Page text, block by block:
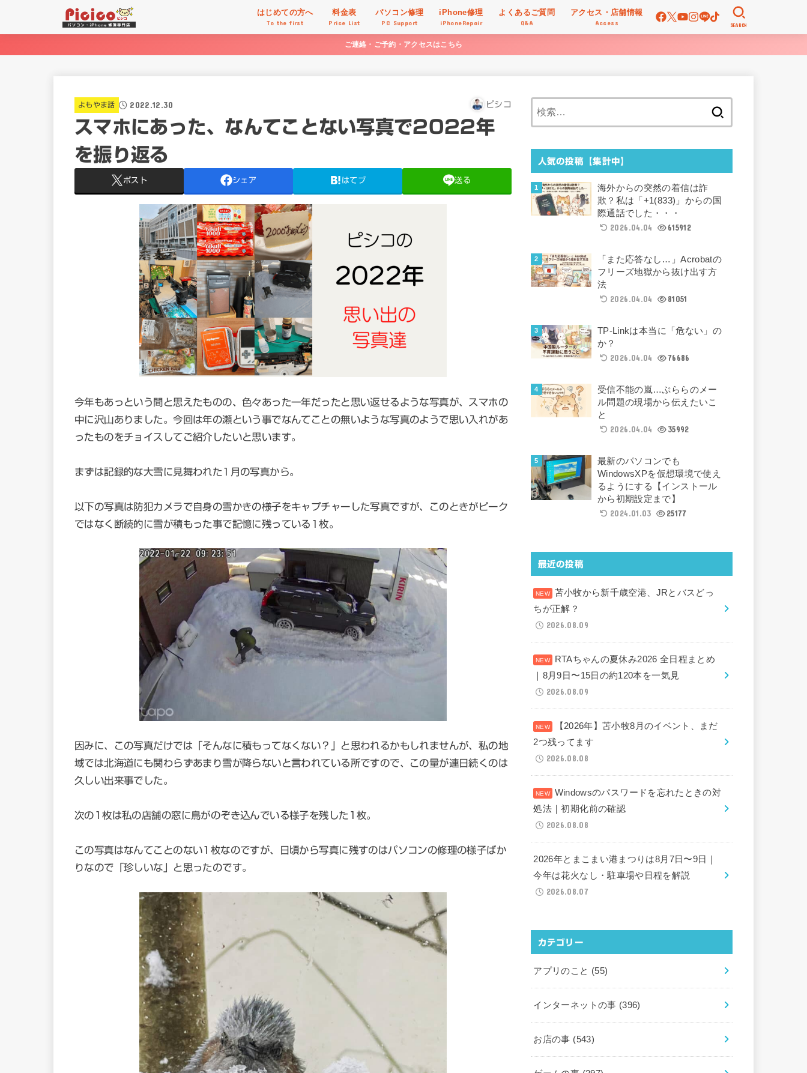
はじめての方へ
To the first
料金表
Price List
パソコン修理
PC Support
iPhone修理
iPhoneRepair
よくあるご質問
Q&A
アクセス・店舗情報
Access SEARCH
ご連絡・ご予約・アクセスはこちら
よもやま話 2022.12.30 ピシコ
スマホにあった、なんてことない写真で2022年
を振り返る
ポスト シェア はてブ 送る
今年もあっという間と思えたものの、色々あった一年だったと思い返せるような写真が、スマホの
中に沢山ありました。今回は年の瀬という事でなんてことの無いような写真のようで思い入れがあ
ったものをチョイスしてご紹介したいと思います。
まずは記録的な大雪に見舞われた1月の写真から。
以下の写真は防犯カメラで自身の雪かきの様子をキャプチャーした写真ですが、このときがピーク
ではなく断続的に雪が積もった事で記憶に残っている1枚。
因みに、この写真だけでは「そんなに積もってなくない？」と思われるかもしれませんが、私の地
域では北海道にも関わらずあまり雪が降らないと言われている所ですので、この量が連日続くのは
久しい出来事でした。
次の1枚は私の店舗の窓に鳥がのぞき込んでいる様子を残した1枚。
この写真はなんてことのない1枚なのですが、日頃から写真に残すのはパソコンの修理の様子ばか
りなので「珍しいな」と思ったのです。
人気の投稿【集計中】
海外からの突然の着信は詐
欺？私は「+1(833)」からの国
際通話でした・・・
2026.04.04
615912
「また応答なし…」Acrobatの
フリーズ地獄から抜け出す方
法
2026.04.04
81051
TP-Linkは本当に「危ない」の
か？
2026.04.04
76686
受信不能の嵐…ぷららのメー
ル問題の現場から伝えたいこ
と
2026.04.04
35992
最新のパソコンでも
WindowsXPを仮想環境で使え
るようにする【インストール
から初期設定まで】
2024.01.03
25177
最近の投稿
苫小牧から新千歳空港、JRとバスどっ
ちが正解？
2026.08.09
RTAちゃんの夏休み2026 全日程まとめ
｜8月9日〜15日の約120本を一気見
2026.08.09
【2026年】苫小牧8月のイベント、まだ
2つ残ってます
2026.08.08
Windowsのパスワードを忘れたときの対
処法｜初期化前の確認
2026.08.08
2026年とまこまい港まつりは8月7日〜9日｜
今年は花火なし・駐車場や日程を解説
2026.08.07
カテゴリー
アプリのこと (55)
インターネットの事 (396)
お店の事 (543)